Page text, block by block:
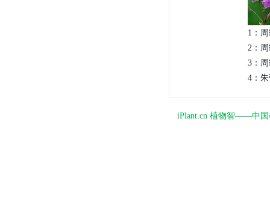
1：
2：周
3：
4：朱
iPlant.cn 植物智——中国